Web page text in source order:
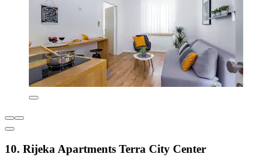
10. Rijeka Apartments Terra City Center